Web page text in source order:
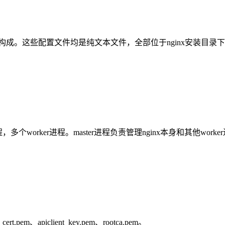
。这些配置文件均是纯文本文件，全部位于nginx安装目录下
多个worker进程。master进程负责管理nginx本身和其他worker
、apiclient_key.pem、rootca.pem。